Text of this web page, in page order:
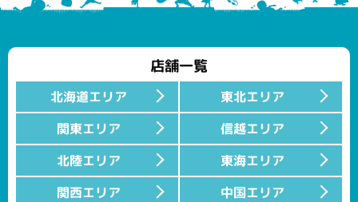
店舗一覧
北海道エリア
東北エリア
関東エリア
信越エリア
北陸エリア
東海エリア
関西エリア
中国エリア